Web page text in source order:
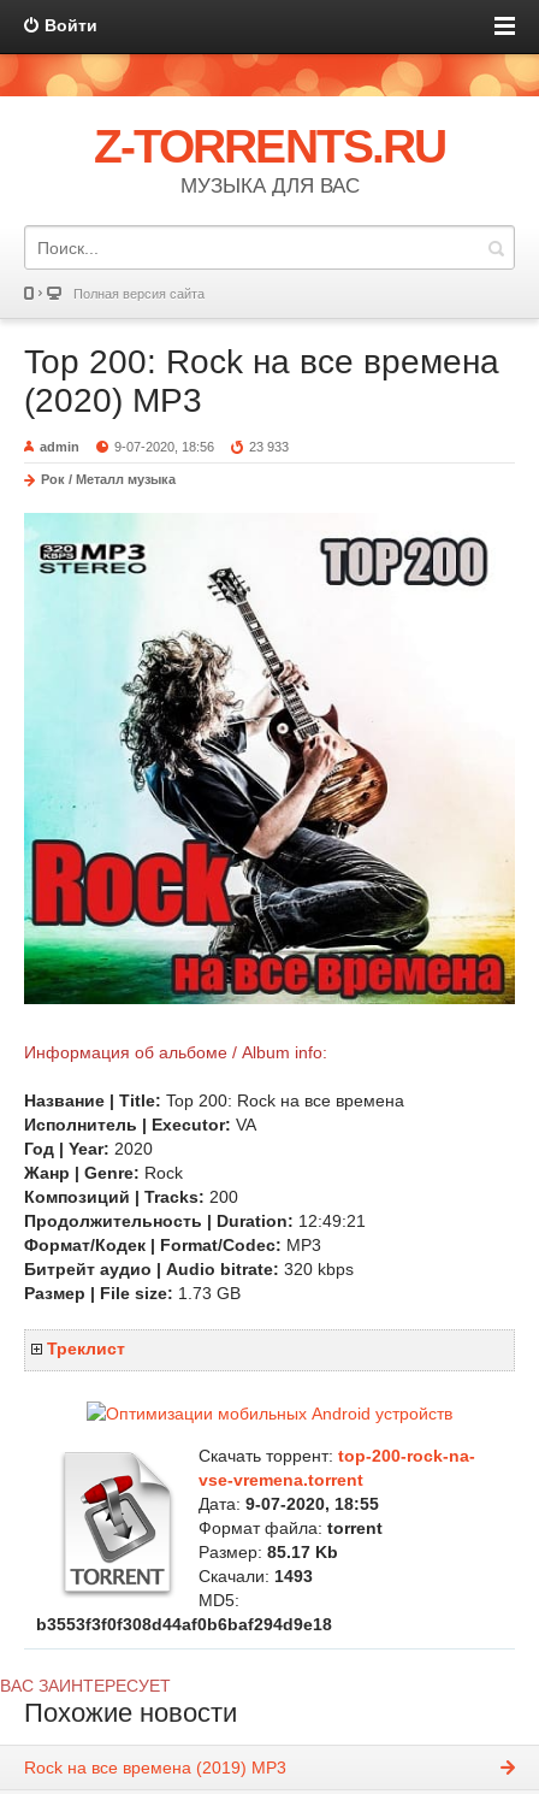
Войти
Z-TORRENTS.RU
МУЗЫКА ДЛЯ ВАС
Полная версия сайта
Top 200: Rock на все времена
(2020) MP3
admin 9-07-2020, 18:56 23 933
Рок / Металл музыка
Информация об альбоме / Album info:
Название | Title: Top 200: Rock на все времена
Исполнитель | Executor: VA
Год | Year: 2020
Жанр | Genre: Rock
Композиций | Tracks: 200
Продолжительность | Duration: 12:49:21
Формат/Кодек | Format/Codec: MP3
Битрейт аудио | Audio bitrate: 320 kbps
Размер | File size: 1.73 GB
Треклист
Скачать торрент: top-200-rock-na-
vse-vremena.torrent
Дата: 9-07-2020, 18:55
Формат файла: torrent
Размер: 85.17 Kb
Скачали: 1493
MD5:
b3553f3f0f308d44af0b6baf294d9e18
ВАС ЗАИНТЕРЕСУЕТ
Похожие новости
Rock на все времена (2019) MP3